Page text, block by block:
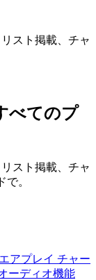
スト掲載、チャ
べてのプ
スト掲載、チャ
。
エアプレイ チャー
ーディオ機能